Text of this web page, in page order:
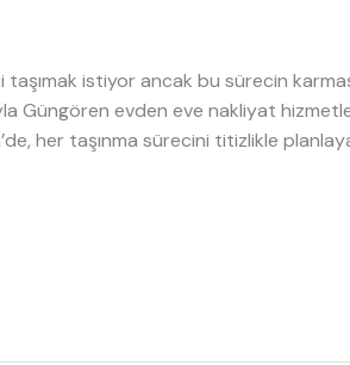
taşımak istiyor ancak bu sürecin
Güngören evden eve nakliyat
her taşınma sürecini titizlikle